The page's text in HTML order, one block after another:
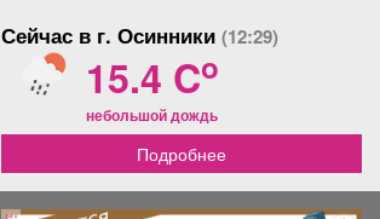
Сейчас в г. Осинники (12:29)
15.4 Co
небольшой дождь
Подробнее